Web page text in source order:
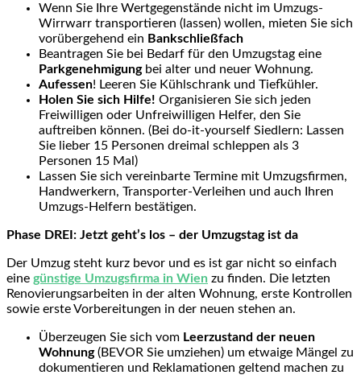
Wenn Sie Ihre Wertgegenstände nicht im Umzugs-
Wirrwarr transportieren (lassen) wollen, mieten Sie sich
vorübergehend ein Bankschließfach
Beantragen Sie bei Bedarf für den Umzugstag eine
Parkgenehmigungbei alter und neuer Wohnung.
Aufessen! Leeren Sie Kühlschrank und Tiefkühler.
Holen Sie sich Hilfe! Organisieren Sie sich jeden
Freiwilligen oder Unfreiwilligen Helfer, den Sie
auftreiben können. (Bei do-it-yourself Siedlern: Lassen
Sie lieber 15 Personen dreimal schleppen als 3
Personen 15 Mal)
Lassen Sie sich vereinbarte Termine mit Umzugsfirmen,
Handwerkern, Transporter-Verleihen und auch Ihren
Umzugs-Helfern bestätigen.
Phase DREI: Jetzt geht’s los – der Umzugstag ist da
Der Umzug steht kurz bevor und es ist gar nicht so einfach
eine günstige Umzugsfirma in Wien zu finden. Die letzten
Renovierungsarbeiten in der alten Wohnung, erste Kontrollen
sowie erste Vorbereitungen in der neuen stehen an.
Überzeugen Sie sich vom Leerzustand der neuen
Wohnung(BEVOR Sie umziehen) um etwaige Mängel zu
dokumentieren und Reklamationen geltend machen zu